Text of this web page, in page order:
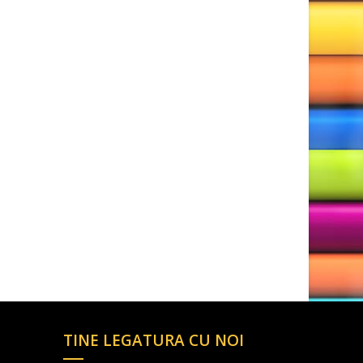
TINE LEGATURA CU NOI